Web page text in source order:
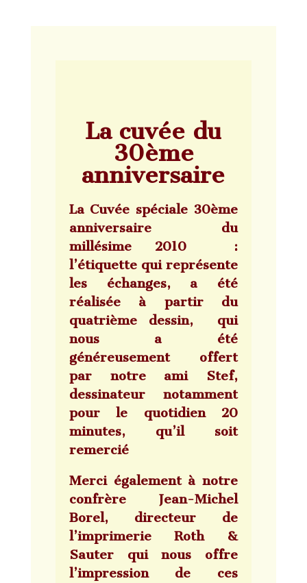
La cuvée du
30ème
anniversaire
La Cuvée spéciale 30ème
anniversaire du
millésime 2010 :
l’étiquette qui représente
les échanges, a été
réalisée à partir du
quatrième dessin, qui
nous a été
généreusement offert
par notre ami Stef,
dessinateur notamment
pour le quotidien 20
minutes, qu’il soit
remercié
Merci également à notre
confrère Jean-Michel
Borel, directeur de
l’imprimerie Roth &
Sauter qui nous offre
l’impression de ces